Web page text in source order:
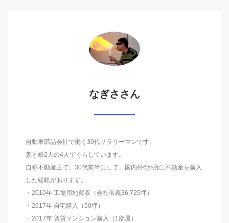
なぎささん
自動車部品会社で働く30代サラリーマンです。
妻と娘2人の4人でくらしています。
自称不動産王で、30代前半にして、国内外6か所に不動産を購入
した経験があります。
・2010年 工場用地買収（会社名義36,725坪）
・2017年 自宅購入（50坪）
・2017年 賃貸マンション購入（1部屋）